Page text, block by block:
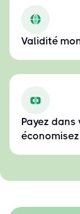
Validité
Payez
économisez